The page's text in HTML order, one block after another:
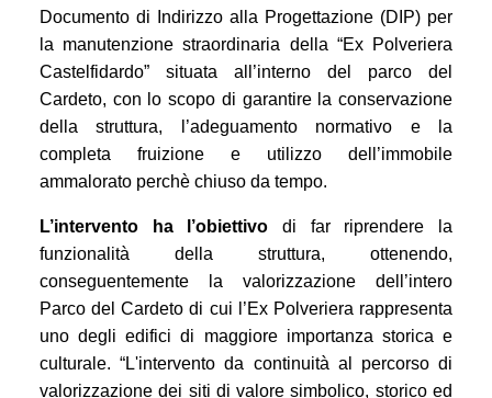
Documento di Indirizzo alla Progettazione (DIP) per
la manutenzione straordinaria della “Ex Polveriera
Castelfidardo” situata all’interno del parco del
Cardeto, con lo scopo di garantire la conservazione
della struttura, l’adeguamento normativo e la
completa fruizione e utilizzo dell’immobile
ammalorato perchè chiuso da tempo.
L’intervento ha l’obiettivo di far riprendere la
funzionalità della struttura, ottenendo,
conseguentemente la valorizzazione dell’intero
Parco del Cardeto di cui l’Ex Polveriera rappresenta
uno degli edifici di maggiore importanza storica e
culturale. “L'intervento da continuità al percorso di
valorizzazione dei siti di valore simbolico, storico ed